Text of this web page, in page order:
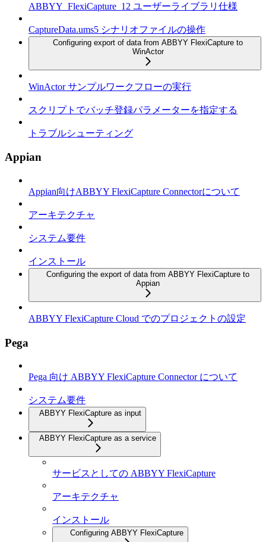
ABBYY_FlexiCapture_12 ユーザーライブラリ仕様
CaptureData.ums5 シナリオファイルの操作
Configuring export of data from ABBYY FlexiCapture to
WinActor
WinActor サンプルワークフローの実行
スクリプトでバッチ登録パラメーターを指定する
トラブルシューティング
Appian
Appian向けABBYY FlexiCapture Connectorについて
アーキテクチャ
システム要件
インストール
Configuring the export of data from ABBYY FlexiCapture to
Appian
ABBYY FlexiCapture Cloud でのプロジェクトの設定
Pega
Pega 向け ABBYY FlexiCapture Connector について
システム要件
ABBYY FlexiCapture as input
ABBYY FlexiCapture as a service
サービスとしての ABBYY FlexiCapture
アーキテクチャ
インストール
Configuring ABBYY FlexiCapture